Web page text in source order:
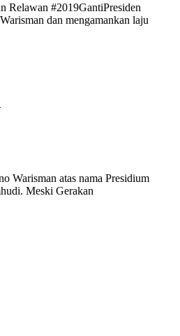
#2019GantiPresiden
dan mengamankan laju
Warisman atas nama Presidium
Meski Gerakan